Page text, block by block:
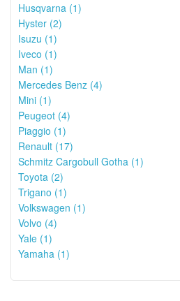
Husqvarna (1)
Hyster (2)
Isuzu (1)
Iveco (1)
Man (1)
Mercedes Benz (4)
Mini (1)
Peugeot (4)
Piaggio (1)
Renault (17)
Schmitz Cargobull Gotha (1)
Toyota (2)
Trigano (1)
Volkswagen (1)
Volvo (4)
Yale (1)
Yamaha (1)